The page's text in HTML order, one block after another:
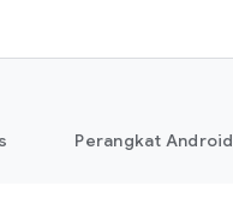
Perangkat Android